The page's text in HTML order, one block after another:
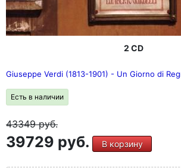
2 CD
Giuseppe Verdi (1813-1901) - Un Giorno di
Есть в наличии
43349руб.
39729 руб. В корзину